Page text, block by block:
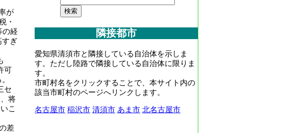
が
・
の経
すぎ
可
セ
将
こ
差
隣接都市
愛知県清須市と隣接している自治体を示しま
す。ただし陸路で隣接している自治体に限りま
す。
市町村名をクリックすることで、本サイト内の
該当市町村のページへリンクします。
名古屋市 稲沢市 清須市 あま市 北名古屋市